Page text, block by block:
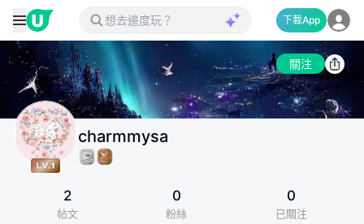
下載App
關注
charmmysa
2
帖文
0
粉絲
0
已關注